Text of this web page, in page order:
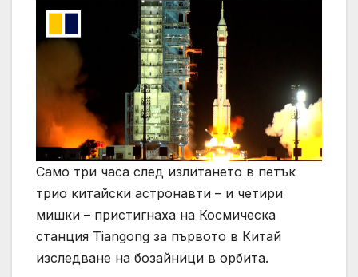
Само три часа след излитането в петък
трио китайски астронавти – и четири
мишки – пристигнаха на Космическа
станция Tiangong за първото в Китай
изследване на бозайници в орбита.